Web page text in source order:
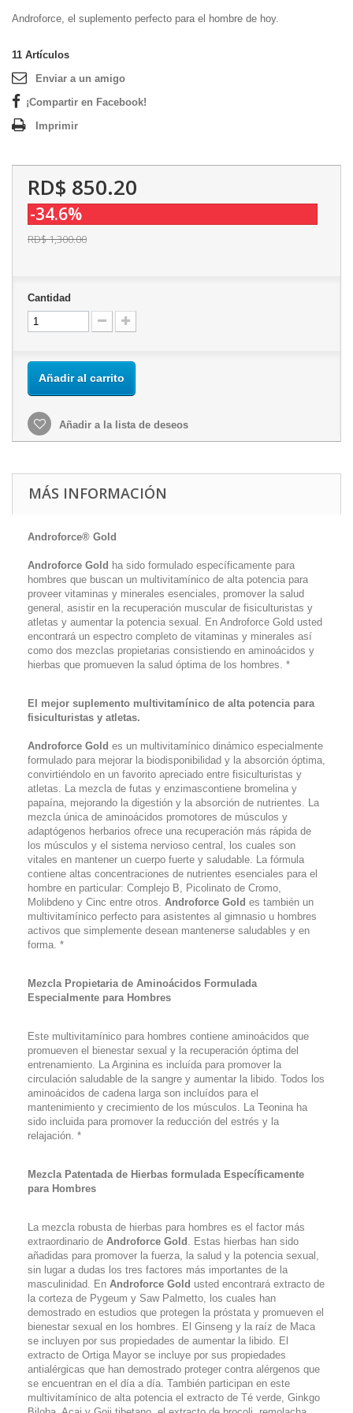
Androforce, el suplemento perfecto para el hombre de hoy.
11 Artículos
Enviar a un amigo
¡Compartir en Facebook!
Imprimir
RD$ 850.20
-34.6%
RD$ 1,300.00
Cantidad
Añadir al carrito
Añadir a la lista de deseos
MÁS INFORMACIÓN
Androforce® Gold
Androforce Gold ha sido formulado específicamente para
hombres que buscan un multivitamínico de alta potencia para
proveer vitaminas y minerales esenciales, promover la salud
general, asistir en la recuperación muscular de fisiculturistas y
atletas y aumentar la potencia sexual. En Androforce Gold usted
encontrará un espectro completo de vitaminas y minerales así
como dos mezclas propietarias consistiendo en aminoácidos y
hierbas que promueven la salud óptima de los hombres. *
El mejor suplemento multivitamínico de alta potencia para
fisiculturistas y atletas.
Androforce Gold es un multivitamínico dinámico especialmente
formulado para mejorar la biodisponibilidad y la absorción óptima,
convirtiéndolo en un favorito apreciado entre fisiculturistas y
atletas. La mezcla de futas y enzimascontiene bromelina y
papaína, mejorando la digestión y la absorción de nutrientes. La
mezcla única de aminoácidos promotores de músculos y
adaptógenos herbarios ofrece una recuperación más rápida de
los músculos y el sistema nervioso central, los cuales son
vitales en mantener un cuerpo fuerte y saludable. La fórmula
contiene altas concentraciones de nutrientes esenciales para el
hombre en particular: Complejo B, Picolinato de Cromo,
Molibdeno y Cinc entre otros. Androforce Gold es también un
multivitamínico perfecto para asistentes al gimnasio u hombres
activos que simplemente desean mantenerse saludables y en
forma. *
Mezcla Propietaria de Aminoácidos Formulada
Especialmente para Hombres
Este multivitamínico para hombres contiene aminoácidos que
promueven el bienestar sexual y la recuperación óptima del
entrenamiento. La Arginina es incluída para promover la
circulación saludable de la sangre y aumentar la libido. Todos los
aminoácidos de cadena larga son incluídos para el
mantenimiento y crecimiento de los músculos. La Teonina ha
sido incluida para promover la reducción del estrés y la
relajación. *
Mezcla Patentada de Hierbas formulada Específicamente
para Hombres
La mezcla robusta de hierbas para hombres es el factor más
extraordinario de Androforce Gold . Estas hierbas han sido
añadidas para promover la fuerza, la salud y la potencia sexual,
sin lugar a dudas los tres factores más importantes de la
masculinidad. En Androforce Gold usted encontrará extracto de
la corteza de Pygeum y Saw Palmetto, los cuales han
demostrado en estudios que protegen la próstata y promueven el
bienestar sexual en los hombres. El Ginseng y la raíz de Maca
se incluyen por sus propiedades de aumentar la libido. El
extracto de Ortiga Mayor se incluye por sus propiedades
antialérgicas que han demostrado proteger contra alérgenos que
se encuentran en el día a día. También participan en este
multivitamínico de alta potencia el extracto de Té verde, Ginkgo